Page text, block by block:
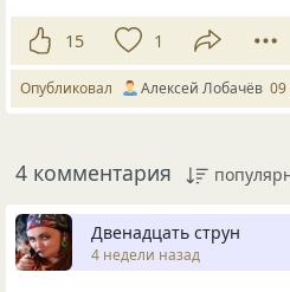
15 1
Опубликовал Алексей Лобачёв
4 комментария
Двенадцать струн
4 недели назад